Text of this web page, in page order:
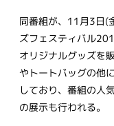
同番組が、11月3日(
ズフェスティバル
オリジナルグッズを
やトートバッグの他
しており、番組の人
の展示も行われる。